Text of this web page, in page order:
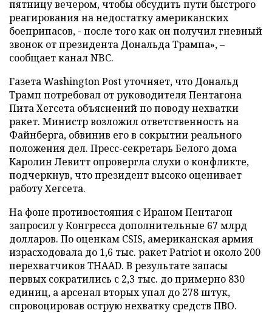
пятницу вечером, чтобы обсудить пути быстрого
реагирования на недостатку американских
боеприпасов, - после того как он получил гневный
звонок от президента Дональда Трампа», –
сообщает канал NBC.
Газета Washington Post уточняет, что Дональд
Трамп потребовал от руководителя Пентагона
Пита Хегсета объяснений по поводу нехватки
ракет. Министр возложил ответственность на
Файнберга, обвинив его в сокрытии реального
положения дел. Пресс-секретарь Белого дома
Каролин Левитт опровергла слухи о конфликте,
подчеркнув, что президент высоко оценивает
работу Хегсета.
На фоне противостояния с Ираном Пентагон
запросил у Конгресса дополнительные 67 млрд
долларов. По оценкам CSIS, американская армия
израсходовала до 1,6 тыс. ракет Patriot и около 200
перехватчиков THAAD. В результате запасы
первых сократились с 2,3 тыс. до примерно 830
единиц, а арсенал вторых упал до 278 штук,
спровоцировав острую нехватку средств ПВО.